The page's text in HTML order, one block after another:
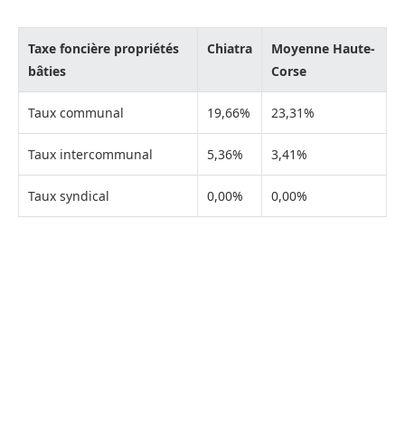
Taxe foncière propriétés
bâties
Chiatra
Moyenne Haute-
Corse
Taux communal 19,66% 23,31%
Taux intercommunal 5,36% 3,41%
Taux syndical 0,00% 0,00%